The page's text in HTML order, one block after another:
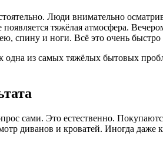
Люди внимательно
тяжёлая атмосфера.
спину и ноги. Всё это очень быстро
одна из самых тяжёлых бытовых
сами. Это естественно.
диванов и кроватей. Иногда